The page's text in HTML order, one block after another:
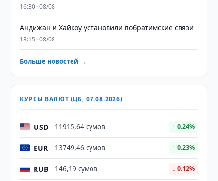
16:30 · 08/08
Андижан и Хайкоу установили побратимские связи
13:15 · 08/08
Больше новостей →
КУРСЫ ВАЛЮТ (ЦБ, 07.08.2026)
USD 11915,64 сумов ↑ 0.24%
EUR 13749,46 сумов ↑ 0.23%
RUB 146,19 сумов ↓ 0.12%